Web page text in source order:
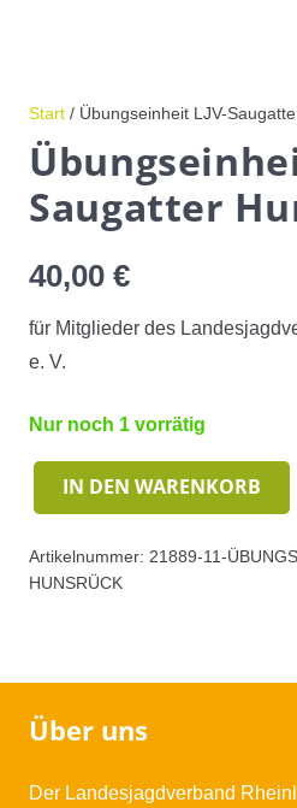
Start / Übungseinheit LJV-
Saugatter
40,00 €
für Mitglieder des
e. V.
Nur noch 1 vorrätig
Saugatter
IN DEN WARENKORB
Artikelnummer: 21889-11-
HUNSRÜCK
Über uns
Der Landesjagdverband